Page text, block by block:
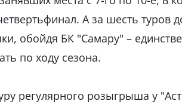
А за шесть туров
обойдя БК "Самару" –
по ходу сезона.
регулярного розыгрыша у